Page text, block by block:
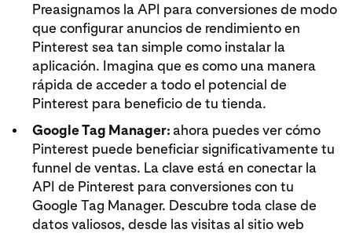
Preasignamos la API para conversiones de modo
que configurar anuncios de rendimiento en
Pinterest sea tan simple como instalar la
aplicación. Imagina que es como una manera
rápida de acceder a todo el potencial de
Pinterest para beneficio de tu tienda.
Google Tag Manager:ahora puedes ver cómo
Pinterest puede beneficiar significativamente tu
funnel de ventas. La clave está en conectar la
API de Pinterest para conversiones con tu
Google Tag Manager. Descubre toda clase de
datos valiosos, desde las visitas al sitio web